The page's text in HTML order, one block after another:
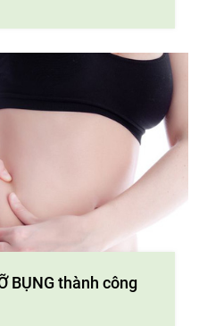
BỤNG thành công